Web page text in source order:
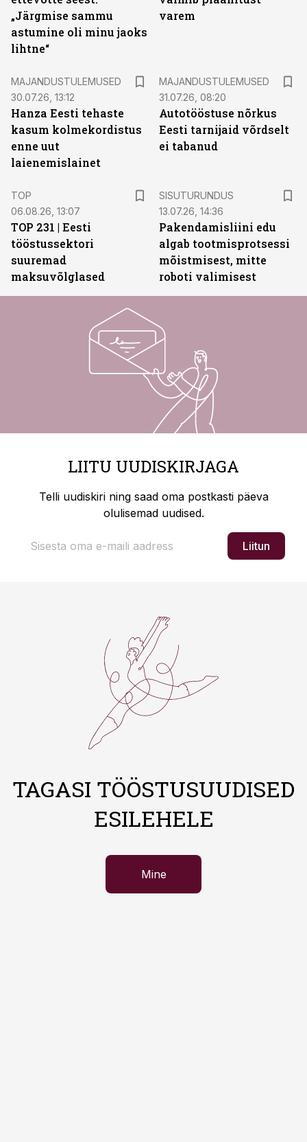
„Järgmise sammu
astumine oli minu jaoks
lihtne“
varem
MAJANDUSTULEMUSED
30.07.26, 13:12
Hanza Eesti tehaste
kasum kolmekordistus
enne uut
laienemislainet
MAJANDUSTULEMUSED
31.07.26, 08:20
Autotööstuse nõrkus
Eesti tarnijaid võrdselt
ei tabanud
TOP
06.08.26, 13:07
TOP 231 | Eesti
tööstussektori
suuremad
maksuvõlglased
SISUTURUNDUS
13.07.26, 14:36
Pakendamisliini edu
algab tootmisprotsessi
mõistmisest, mitte
roboti valimisest
LIITU UUDISKIRJAGA
Telli uudiskiri ning saad oma postkasti päeva
olulisemad uudised.
Liitun
TAGASI TÖÖSTUSUUDISED
ESILEHELE
Mine